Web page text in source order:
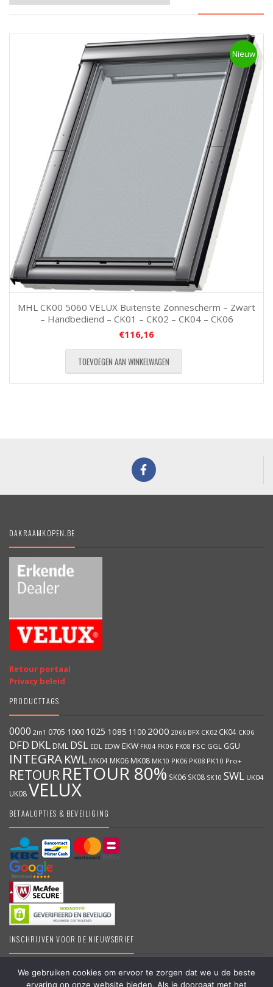
Nieuw
MHL CK00 5060 VELUX Buitenste Zonnescherm – Zwart
– Handbediend – CK01 – CK02 – CK04 – CK06
€116,16
TOEVOEGEN AAN WINKELWAGEN
DAKRAAMKOPEN.BE
Retour portaal
Privacy beleid
PRODUCTTAGS
0000 2in1 0705 1000 1025 1085 1100 2000 2066 BFX CK02 CK04 CK06
DFD DKL DML DSL EDL EDW EKW FK04 FK06 FK08 FSC GGL GGU
INTEGRA KWL MK04 MK06 MK08 MK10 PK06 PK08 PK10 Pro+
RETOUR RETOUR 80% SK06 SK08 SK10 SWL UK04
UK08VELUX
BETAALOPTIES & BEVEILIGING
INSCHRIJVEN VOOR DE NIEUWSBRIEF
We gebruiken cookies om ervoor te zorgen dat we u de beste
ervaring op onze website bieden. Als je doorgaat met het